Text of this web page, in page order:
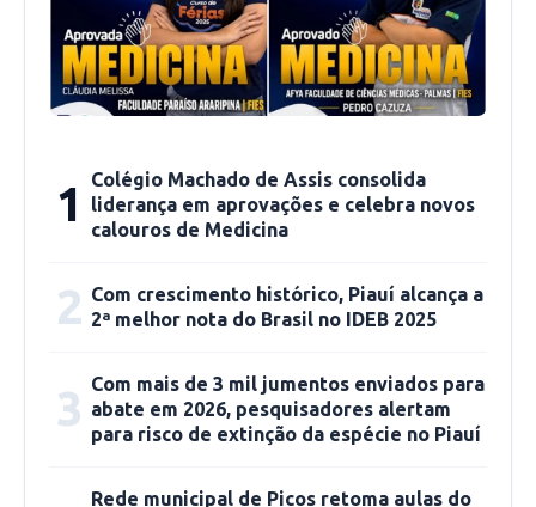
afirmou a gestora.
O procedimento foi realizado pelos médicos
CCOM PI
1
Colégio Machado de Assis consolida
liderança em aprovações e celebra novos
calouros de Medicina
2 Com crescimento histórico, Piauí alcança a
2ª melhor nota do Brasil no IDEB 2025
3 Com mais de 3 mil jumentos enviados para
abate em 2026, pesquisadores alertam
para risco de extinção da espécie no Piauí
Rede municipal de Picos retoma aulas do